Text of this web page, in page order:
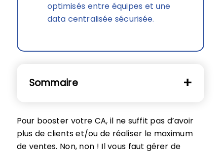
optimisés entre équipes et une
data centralisée sécurisée.
Sommaire
Pour booster votre CA, il ne suffit pas d’avoir
plus de clients et/ou de réaliser le maximum
de ventes. Non, non ! Il vous faut gérer de